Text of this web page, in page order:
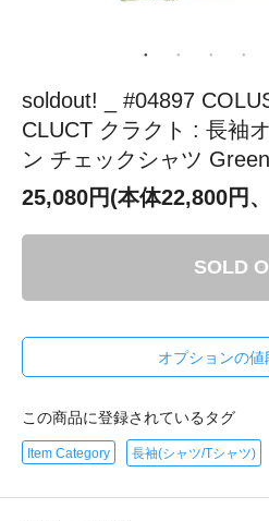
soldout! _ #04897
CLUCT クラクト : 長袖
ン チェックシャツ Green
25,080円(本体22,800円
SOLD
オプションの値
この商品に登録されているタグ
Item Category 長袖(シャツ/Tシャツ)